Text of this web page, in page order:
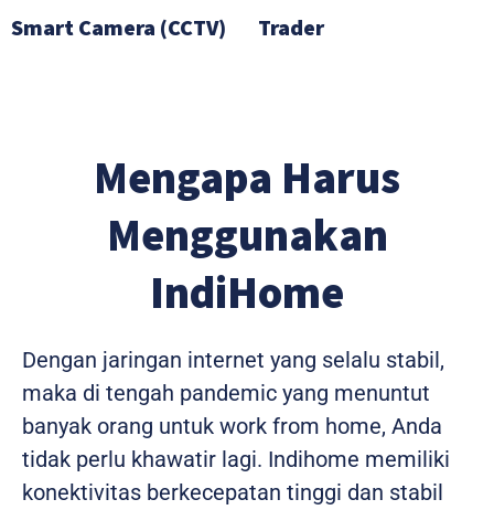
Smart Camera (CCTV) Trader
Mengapa Harus
Menggunakan
IndiHome
Dengan jaringan internet yang selalu stabil,
maka di tengah pandemic yang menuntut
banyak orang untuk work from home, Anda
tidak perlu khawatir lagi. Indihome memiliki
konektivitas berkecepatan tinggi dan stabil